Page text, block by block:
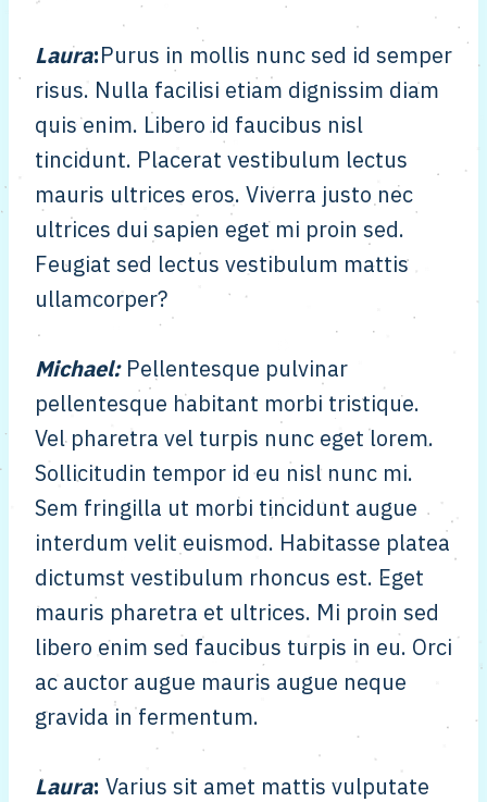
Laura:Purus in mollis nunc sed id semper
risus. Nulla facilisi etiam dignissim diam
quis enim. Libero id faucibus nisl
tincidunt. Placerat vestibulum lectus
mauris ultrices eros. Viverra justo nec
ultrices dui sapien eget mi proin sed.
Feugiat sed lectus vestibulum mattis
ullamcorper?
Michael:Pellentesque pulvinar
pellentesque habitant morbi tristique.
Vel pharetra vel turpis nunc eget lorem.
Sollicitudin tempor id eu nisl nunc mi.
Sem fringilla ut morbi tincidunt augue
interdum velit euismod. Habitasse platea
dictumst vestibulum rhoncus est. Eget
mauris pharetra et ultrices. Mi proin sed
libero enim sed faucibus turpis in eu. Orci
ac auctor augue mauris augue neque
gravida in fermentum.
Laura: Varius sit amet mattis vulputate